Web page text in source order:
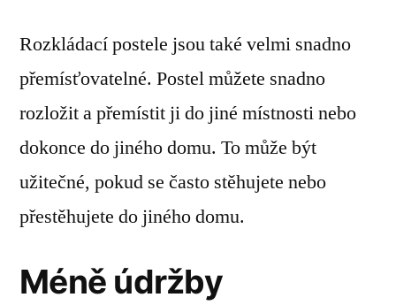
Rozkládací postele jsou také velmi snadno
přemísťovatelné. Postel můžete snadno
rozložit a přemístit ji do jiné místnosti nebo
dokonce do jiného domu. To může být
užitečné, pokud se často stěhujete nebo
přestěhujete do jiného domu.
Méně údržby